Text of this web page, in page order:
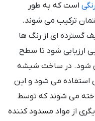
است که به طور
ترکیب می شوند.
ای از رنگ ها
ارزیابی شود تا سطح
شود. در ساخت شیشه
استفاده می شود و این
می شوند که توسط
از مواد مسدود کننده